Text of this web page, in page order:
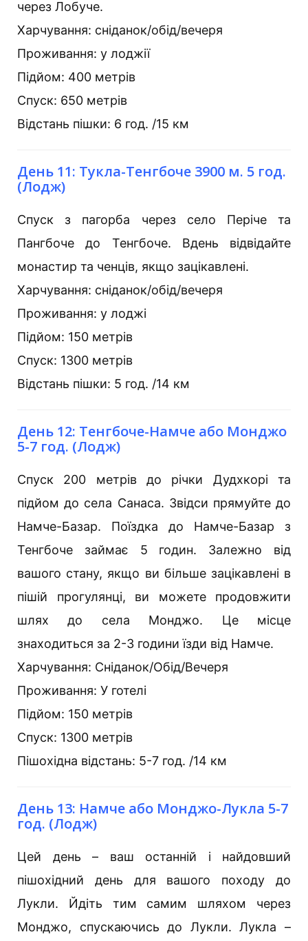
через Лобуче.
Харчування: сніданок/обід/вечеря
Проживання: у лоджії
Підйом: 400 метрів
Спуск: 650 метрів
Відстань пішки: 6 год. /15 км
День 11: Тукла-Тенгбоче 3900 м. 5 год.
(Лодж)
Спуск з пагорба через село Періче та
Пангбоче до Тенгбоче. Вдень відвідайте
монастир та ченців, якщо зацікавлені.
Харчування: сніданок/обід/вечеря
Проживання: у лоджі
Підйом: 150 метрів
Спуск: 1300 метрів
Відстань пішки: 5 год. /14 км
День 12: Тенгбоче-Намче або Монджо
5-7 год. (Лодж)
Спуск 200 метрів до річки Дудхкорі та
підйом до села Санаса. Звідси прямуйте до
Намче-Базар. Поїздка до Намче-Базар з
Тенгбоче займає 5 годин. Залежно від
вашого стану, якщо ви більше зацікавлені в
пішій прогулянці, ви можете продовжити
шлях до села Монджо. Це місце
знаходиться за 2-3 години їзди від Намче.
Харчування: Сніданок/Обід/Вечеря
Проживання: У готелі
Підйом: 150 метрів
Спуск: 1300 метрів
Пішохідна відстань: 5-7 год. /14 км
День 13: Намче або Монджо-Лукла 5-7
год. (Лодж)
Цей день – ваш останній і найдовший
пішохідний день для вашого походу до
Лукли. Йдіть тим самим шляхом через
Монджо, спускаючись до Лукли. Лукла –